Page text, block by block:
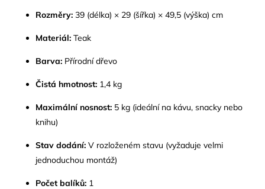
Rozměry: 39 (délka) × 29 (šířka) × 49,5 (výška) cm
Materiál: Teak
Barva: Přírodní dřevo
Čistá hmotnost: 1,4 kg
Maximální nosnost: 5 kg (ideální na kávu, snacky nebo
knihu)
Stav dodání: V rozloženém stavu (vyžaduje velmi
jednoduchou montáž)
Počet balíků: 1